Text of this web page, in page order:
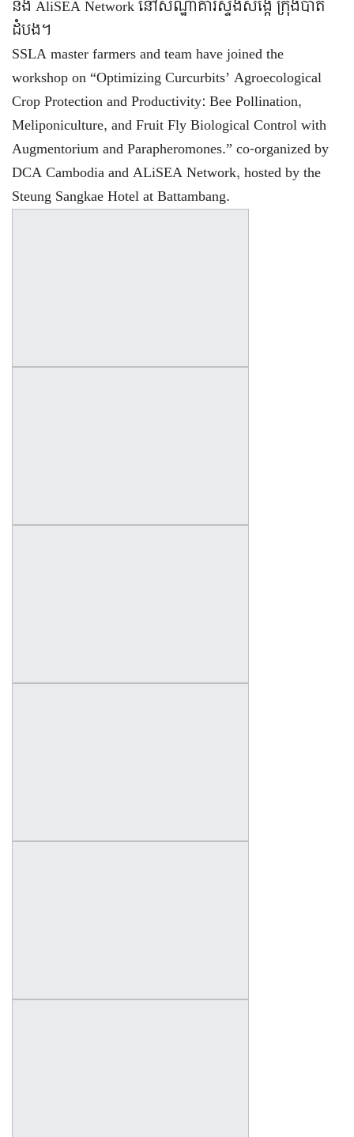
និង AliSEA Network នៅសណ្ឋាគារស្ទឹងសង្កែ ក្រុងបាត់
ដំបង។
SSLA master farmers and team have joined the
workshop on “Optimizing Curcurbits’ Agroecological
Crop Protection and Productivity: Bee Pollination,
Meliponiculture, and Fruit Fly Biological Control with
Augmentorium and Parapheromones.” co-organized by
DCA Cambodia and ALiSEA Network, hosted by the
Steung Sangkae Hotel at Battambang.